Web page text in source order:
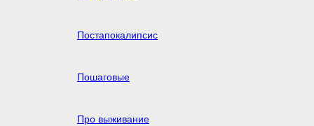
Постапокалипсис
Пошаговые
Про выживание